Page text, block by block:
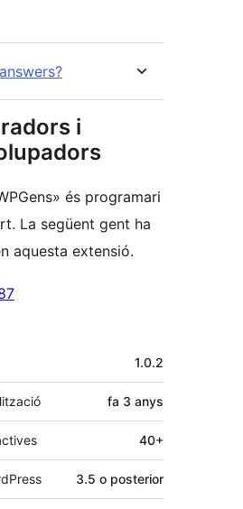
i
és programari
La següent gent ha
aquesta extensió.
1.0.2
fa 3 anys
40+
3.5 o posterior